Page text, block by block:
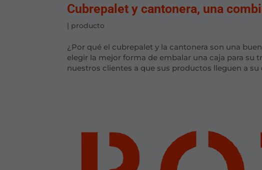
Cubrepalet y cantonera, una
| producto
¿Por qué el cubrepalet y la cantonera son una
elegir la mejor forma de embalar una caja para su
nuestros clientes a que sus productos lleguen a su